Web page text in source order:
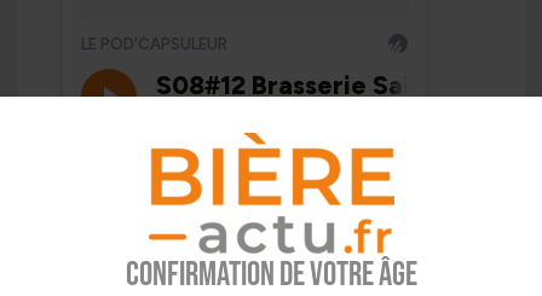
Confirmation de votre âge